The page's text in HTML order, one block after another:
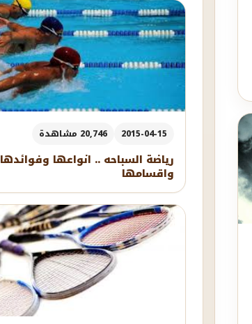
2015-04-15 20,746 مشاهدة
رياضة السباحه .. انواعها وفوائدها
واقسامها